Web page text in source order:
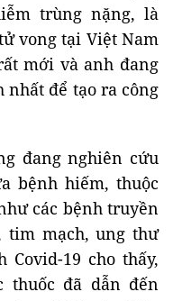
trùng nặng, là
vong tại Việt Nam
mới và anh đang
nhất để tạo ra công
đang nghiên cứu
bệnh hiếm, thuộc
các bệnh truyền
tim mạch, ung thư
19 cho thấy,
thuốc đã dẫn đến